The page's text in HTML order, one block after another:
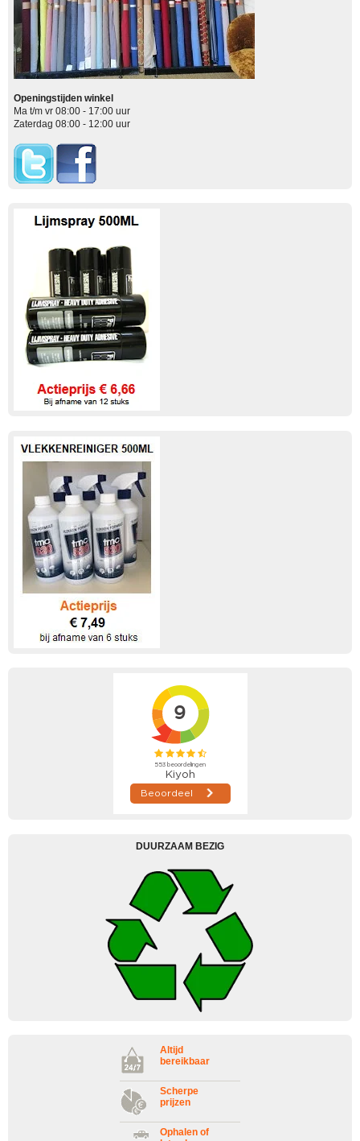
Openingstijden winkel
Ma t/m vr 08:00 - 17:00 uur
Zaterdag 08:00 - 12:00 uur
DUURZAAM BEZIG
Altijd
bereikbaar
Scherpe
prijzen
Ophalen of